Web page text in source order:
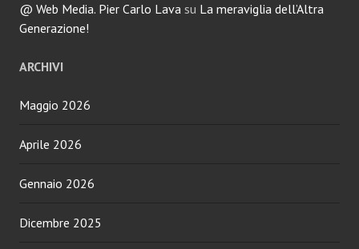
@ Web Media. Pier Carlo Lava su La meraviglia dell’Altra
Generazione!
ARCHIVI
Maggio 2026
Aprile 2026
Gennaio 2026
Dicembre 2025